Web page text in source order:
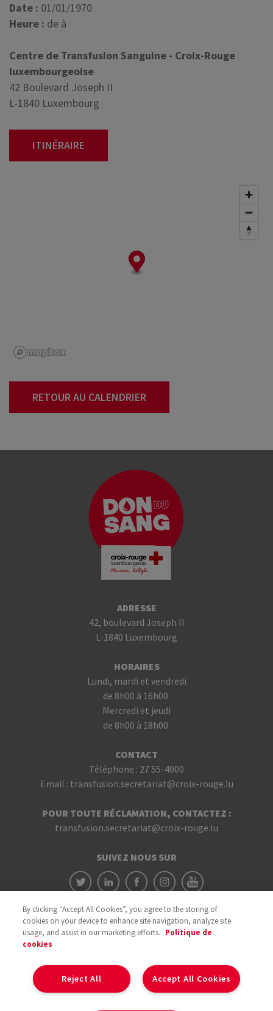
Date : 01/01/1970
Heure : de à
Centre de Transfusion Sanguine - Croix-Rouge
luxembourgeoise
42 Boulevard Joseph II
L-1840 Luxembourg
ITINÉRAIRE
RETOUR AU CALENDRIER
ADRESSE
42, boulevard Joseph II
L-1840 Luxembourg
HORAIRES
Lundi, mardi et vendredi
de 8h00 à 16h00.
Mercredi et jeudi
de 8h00 à 18h00.
CONTACT
Téléphone : 27 55-4000
Email : transfusion.secretariat@croix-rouge.lu
POUR TOUTE RÉCLAMATION, CONTACTEZ :
transfusion.secretariat@croix-rouge.lu
SUIVEZ NOUS SUR
By clicking “Accept All Cookies”, you agree to the storing of
cookies on your device to enhance site navigation, analyze site
usage, and assist in our marketing efforts. Politique de
cookies
Accept All Cookies
Reject All